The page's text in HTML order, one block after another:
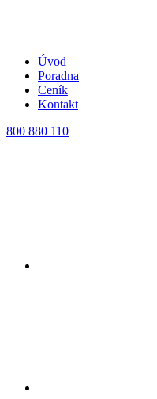
Úvod
Poradna
Ceník
Kontakt
800 880 110